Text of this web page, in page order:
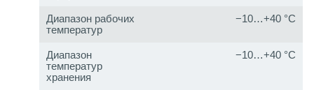
Диапазон рабочих
температур
−10…+40 °C
Диапазон
температур
хранения
−10…+40 °C